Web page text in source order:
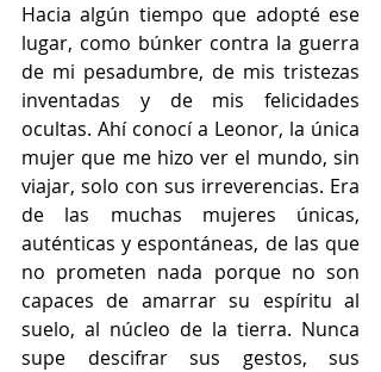
Hacia algún tiempo que adopté ese
lugar, como búnker contra la guerra
de mi pesadumbre, de mis tristezas
inventadas y de mis felicidades
ocultas. Ahí conocí a Leonor, la única
mujer que me hizo ver el mundo, sin
viajar, solo con sus irreverencias. Era
de las muchas mujeres únicas,
auténticas y espontáneas, de las que
no prometen nada porque no son
capaces de amarrar su espíritu al
suelo, al núcleo de la tierra. Nunca
supe descifrar sus gestos, sus